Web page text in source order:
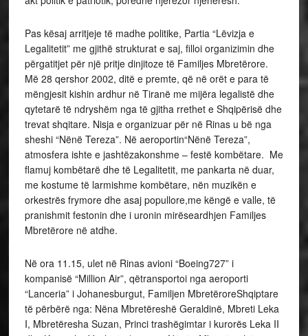
Pas kësaj arritjeje të madhe politike, Partia “Lëvizja e
Legalitetit” me gjithë strukturat e saj, filloi organizimin dhe
përgatitjet për një pritje dinjitoze të Familjes Mbretërore.
Më 28 qershor 2002, ditë e premte, që në orët e para të
mëngjesit kishin ardhur në Tiranë me mijëra legalistë dhe
qytetarë të ndryshëm nga të gjitha rrethet e Shqipërisë dhe
trevat shqitare. Nisja e organizuar për në Rinas u bë nga
sheshi “Nënë Tereza”. Në aeroportin“Nënë Tereza”,
atmosfera ishte e jashtëzakonshme – festë kombëtare. Me
flamuj kombëtarë dhe të Legalitetit, me pankarta në duar,
me kostume të larmishme kombëtare, nën muzikën e
orkestrës frymore dhe asaj popullore,me këngë e valle, të
pranishmit festonin dhe i uronin mirëseardhjen Familjes
Mbretërore në atdhe.
Në ora 11.15, ulet në Rinas avioni “Boeing727” i
kompanisë “Million Air”, qëtransportoi nga aeroporti
“Lanceria” i Johanesburgut, Familjen MbretëroreShqiptare
të përbërë nga: Nëna Mbretëreshë Geraldinë, Mbreti Leka
I, Mbretëresha Suzan, Princi trashëgimtar i kurorës Leka II